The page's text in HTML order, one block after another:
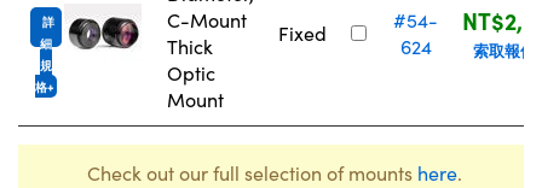
詳
細
規
格
C-Mount
Thick
Optic
Mount
Fixed
#54-
624
索取報價
Check out our full selection of mounts here.